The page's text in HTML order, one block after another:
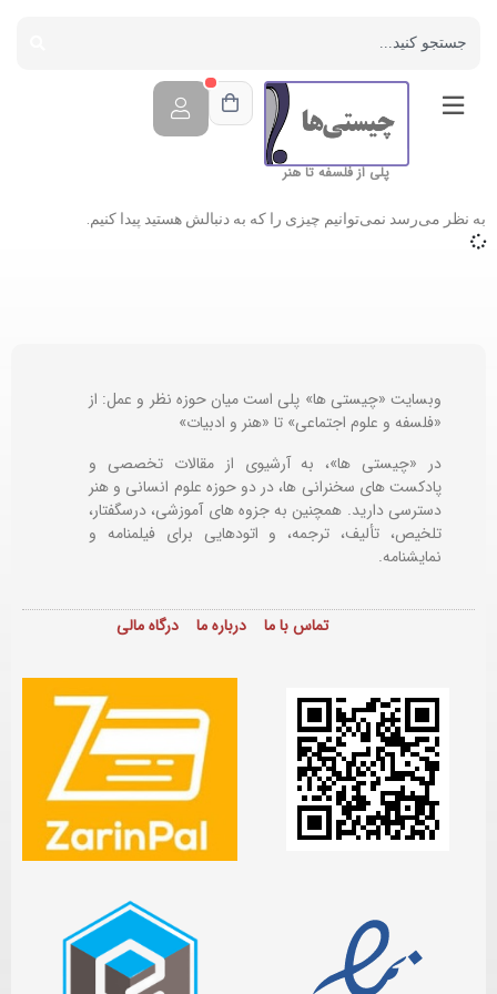
پلی از فلسفه تا هنر
به نظر می‌رسد نمی‌توانیم چیزی را که به دنبالش هستید پیدا کنیم.
وبسایت «چیستی ها» پلی است میان حوزه نظر و عمل: از
«فلسفه و علوم اجتماعی» تا «هنر و ادبیات»
در «چیستی ها»، به آرشیوی از مقالات تخصصی و
پادکست های سخنرانی ها، در دو حوزه علوم انسانی و هنر
دسترسی دارید. همچنین به جزوه های آموزشی، درسگفتار،
تلخیص، تألیف، ترجمه، و اتودهایی برایفیلمنامه و
نمایشنامه.
تماس با ما درباره ما درگاه مالی